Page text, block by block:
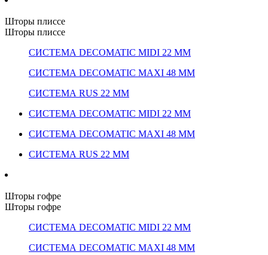
Шторы плиссе
Шторы плиссе
СИСТЕМА DECOMATIC MIDI 22 ММ
СИСТЕМА DECOMATIC MAXI 48 ММ
СИСТЕМА RUS 22 ММ
СИСТЕМА DECOMATIC MIDI 22 ММ
СИСТЕМА DECOMATIC MAXI 48 ММ
СИСТЕМА RUS 22 ММ
Шторы гофре
Шторы гофре
СИСТЕМА DECOMATIC MIDI 22 ММ
СИСТЕМА DECOMATIC MAXI 48 ММ